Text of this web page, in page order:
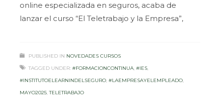
online especializada en seguros, acaba de
lanzar el curso “El Teletrabajo y la Empresa”,
PUBLISHED IN NOVEDADES CURSOS
TAGGED UNDER: #FORMACIONCONTINUA, #IES,
#INSTITUTOELEARNINDELSEGURO, #LAEMPRESAYELEMPLEADO,
MAYO2025,TELETRABAJO